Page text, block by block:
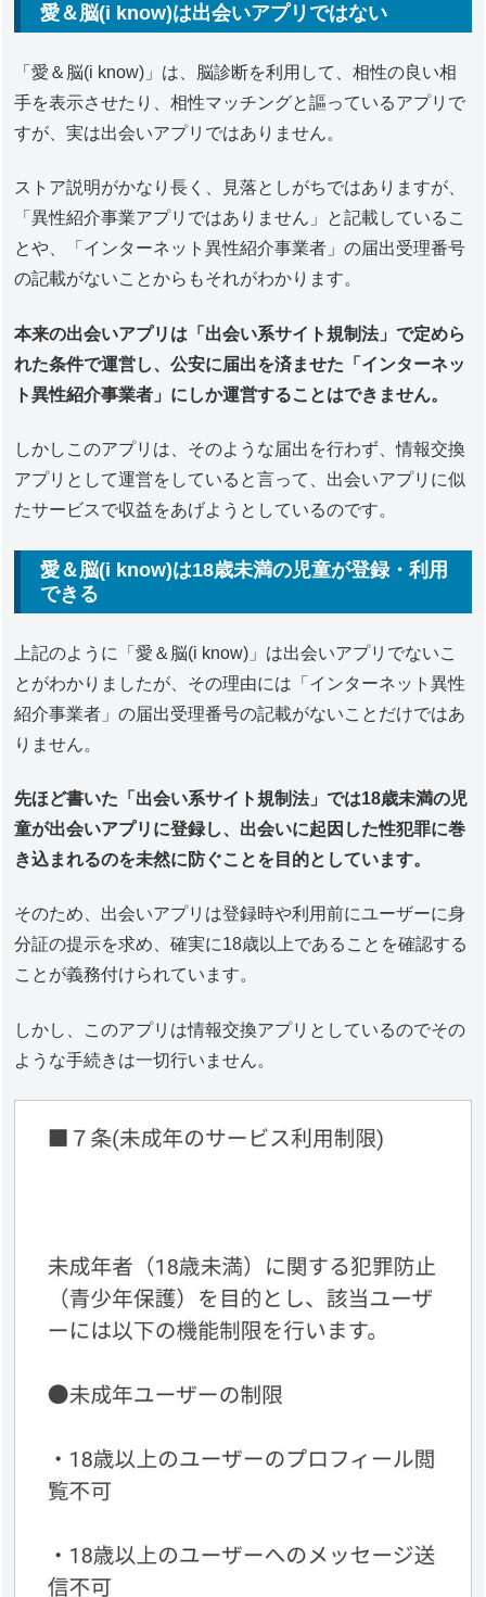
愛＆脳(i know)は出会いアプリではない
「愛＆脳(i know)」は、脳診断を利用して、相性の良い相
手を表示させたり、相性マッチングと謳っているアプリで
すが、実は出会いアプリではありません。
ストア説明がかなり長く、見落としがちではありますが、
「異性紹介事業アプリではありません」と記載しているこ
とや、「インターネット異性紹介事業者」の届出受理番号
の記載がないことからもそれがわかります。
本来の出会いアプリは「出会い系サイト規制法」で定めら
れた条件で運営し、公安に届出を済ませた「インターネッ
ト異性紹介事業者」にしか運営することはできません。
しかしこのアプリは、そのような届出を行わず、情報交換
アプリとして運営をしていると言って、出会いアプリに似
たサービスで収益をあげようとしているのです。
愛＆脳(i know)は18歳未満の児童が登録・利用
できる
上記のように「愛＆脳(i know)」は出会いアプリでないこ
とがわかりましたが、その理由には「インターネット異性
紹介事業者」の届出受理番号の記載がないことだけではあ
りません。
先ほど書いた「出会い系サイト規制法」では18歳未満の児
童が出会いアプリに登録し、出会いに起因した性犯罪に巻
き込まれるのを未然に防ぐことを目的としています。
そのため、出会いアプリは登録時や利用前にユーザーに身
分証の提示を求め、確実に18歳以上であることを確認する
ことが義務付けられています。
しかし、このアプリは情報交換アプリとしているのでその
ような手続きは一切行いません。